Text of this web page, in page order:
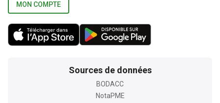
MON COMPTE
Sources de données
BODACC
NotaPME